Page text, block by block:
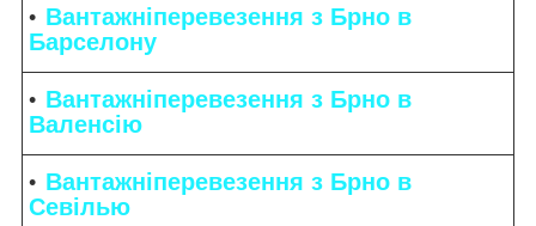
Вантажніперевезення з Брно в
Барселону
Вантажніперевезення з Брно в
Валенсію
Вантажніперевезення з Брно в
Севілью